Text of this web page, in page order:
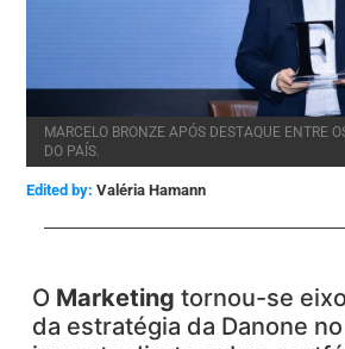
MARCELO BRONZE APÓS DESTAQUE ENTRE
DO PAÍS.
Edited by: Valéria Hamann
O Marketing tornou-se
da estratégia da Danone